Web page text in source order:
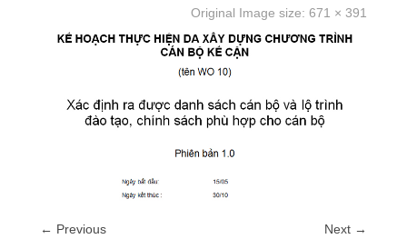
Original Image size: 671 × 391
← Previous
Next →